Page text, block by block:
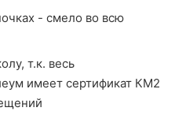
- смело во всю
т.к. весь
имеет сертификат КМ2